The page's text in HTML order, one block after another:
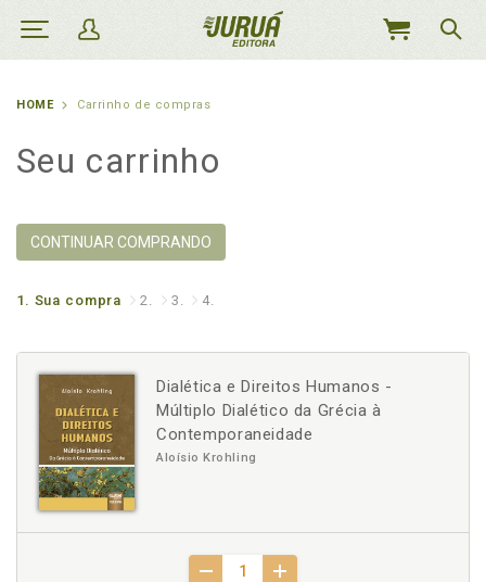
MEU
HOME Carrinho de compras
Seu carrinho
CONTINUAR COMPRANDO
1. Sua compra 2. 3. 4.
Dialética e Direitos Humanos -
Múltiplo Dialético da Grécia à
Contemporaneidade
Aloísio Krohling